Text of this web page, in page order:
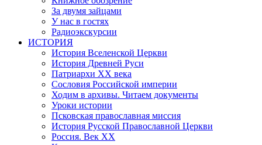
За двумя зайцами
У нас в гостях
Радиоэкскурсии
ИСТОРИЯ
История Вселенской Церкви
История Древней Руси
Патриархи XX века
Сословия Российской империи
Ходим в архивы. Читаем документы
Уроки истории
Псковская православная миссия
История Русской Православной Церкви
Россия. Век ХХ